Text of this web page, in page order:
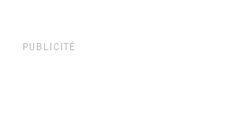
PUBLICITÉ